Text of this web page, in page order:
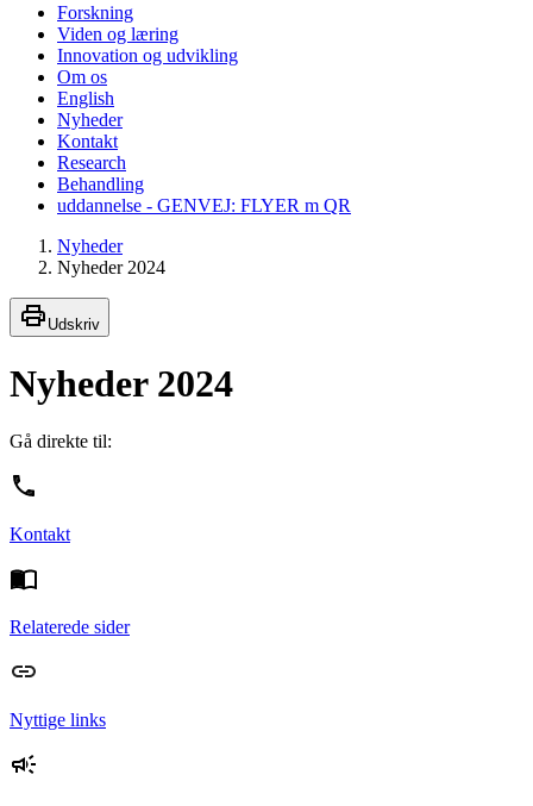
Forskning
Viden og læring
Innovation og udvikling
Om os
English
Nyheder
Kontakt
Research
Behandling
uddannelse - GENVEJ: FLYER m QR
Nyheder
Nyheder 2024
Udskriv
Nyheder 2024
Gå direkte til:
Kontakt
Relaterede sider
Nyttige links